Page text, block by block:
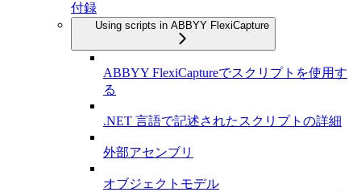
付録
Using scripts in ABBYY FlexiCapture
ABBYY FlexiCaptureでスクリプトを使用す
る
.NET 言語で記述されたスクリプトの詳細
外部アセンブリ
オブジェクトモデル